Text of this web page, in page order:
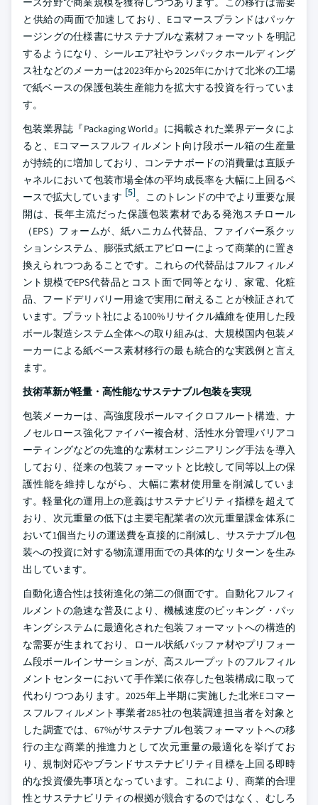
と供給の両面で加速しており、Eコマースブランドはパッケ
ージングの仕様書にサステナブルな素材フォーマットを明記
するようになり、シールエア社やランパックホールディング
ス社などのメーカーは2023年から2025年にかけて北米の工場
で紙ベースの保護包装生産能力を拡大する投資を行っていま
す。
包装業界誌『Packaging World』に掲載された業界データによ
ると、Eコマースフルフィルメント向け段ボール箱の生産量
が持続的に増加しており、コンテナボードの消費量は直販チ
ャネルにおいて包装市場全体の平均成長率を大幅に上回るペ
ースで拡大しています [5]。このトレンドの中でより重要な展
開は、長年主流だった保護包装素材である発泡スチロール
（EPS）フォームが、紙ハニカム代替品、ファイバー系クッ
ションシステム、膨張式紙エアピローによって商業的に置き
換えられつつあることです。これらの代替品はフルフィルメ
ント規模でEPS代替品とコスト面で同等となり、家電、化粧
品、フードデリバリー用途で実用に耐えることが検証されて
います。プラット社による100%リサイクル繊維を使用した段
ボール製造システム全体への取り組みは、大規模国内包装メ
ーカーによる紙ベース素材移行の最も統合的な実践例と言え
ます。
技術革新が軽量・高性能なサステナブル包装を実現
包装メーカーは、高強度段ボールマイクロフルート構造、ナ
ノセルロース強化ファイバー複合材、活性水分管理バリアコ
ーティングなどの先進的な素材エンジニアリング手法を導入
しており、従来の包装フォーマットと比較して同等以上の保
護性能を維持しながら、大幅に素材使用量を削減していま
す。軽量化の運用上の意義はサステナビリティ指標を超えて
おり、次元重量の低下は主要宅配業者の次元重量課金体系に
おいて1個当たりの運送費を直接的に削減し、サステナブル包
装への投資に対する物流運用面での具体的なリターンを生み
出しています。
自動化適合性は技術進化の第二の側面です。自動化フルフィ
ルメントの急速な普及により、機械速度のピッキング・パッ
キングシステムに最適化された包装フォーマットへの構造的
な需要が生まれており、ロール状紙バッファ材やプリフォー
ム段ボールインサーションが、高スループットのフルフィル
メントセンターにおいて手作業に依存した包装構成に取って
代わりつつあります。2025年上半期に実施した北米Eコマー
スフルフィルメント事業者285社の包装調達担当者を対象と
した調査では、67%がサステナブル包装フォーマットへの移
行の主な商業的推進力として次元重量の最適化を挙げてお
り、規制対応やブランドサステナビリティ目標を上回る即時
的な投資優先事項となっています。これにより、商業的合理
性とサステナビリティの根拠が競合するのではなく、むしろ